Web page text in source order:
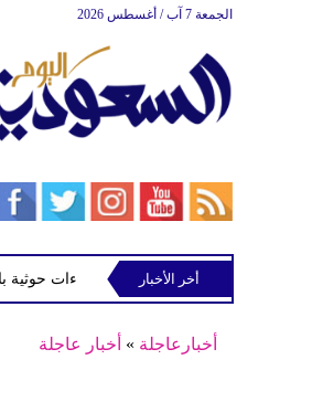
الجمعة 7 آب / أغسطس 2026
أخر الأخبار
أخبارعاجلة » أخبار عاجلة